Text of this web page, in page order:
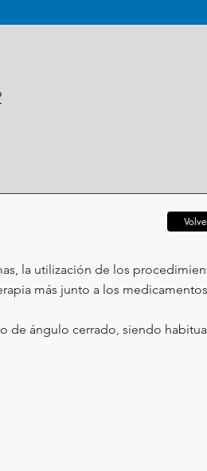
la utilización de los
más junto a los
de ángulo cerrado, siendo